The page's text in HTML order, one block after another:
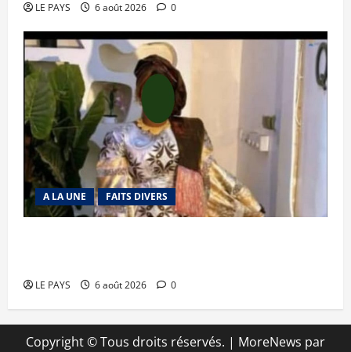
LE PAYS 6 août 2026 0
A LA UNE FAITS DIVERS
LE PAYS 6 août 2026 0
Copyright © Tous droits réservés. | MoreNews par